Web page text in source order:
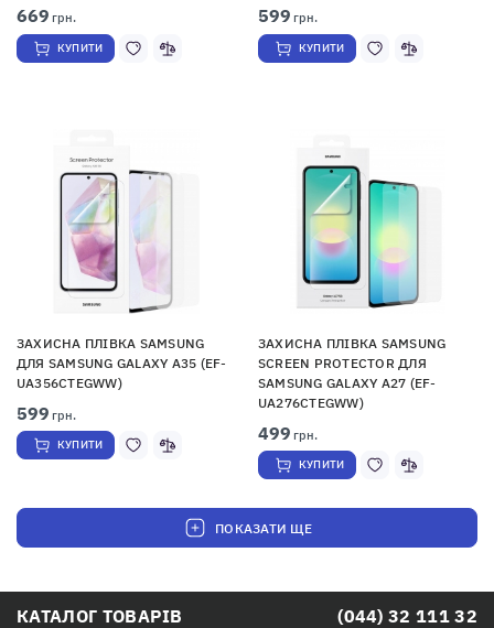
669 грн.
КУПИТИ
599 грн.
КУПИТИ
ЗАХИСНА ПЛІВКА SAMSUNG
ДЛЯ SAMSUNG GALAXY A35 (EF-
UA356CTEGWW)
599 грн.
КУПИТИ
ЗАХИСНА ПЛІВКА SAMSUNG
SCREEN PROTECTOR ДЛЯ
SAMSUNG GALAXY A27 (EF-
UA276CTEGWW)
499 грн.
КУПИТИ
ПОКАЗАТИ ЩЕ
КАТАЛОГ ТОВАРІВ (044) 32 111 32